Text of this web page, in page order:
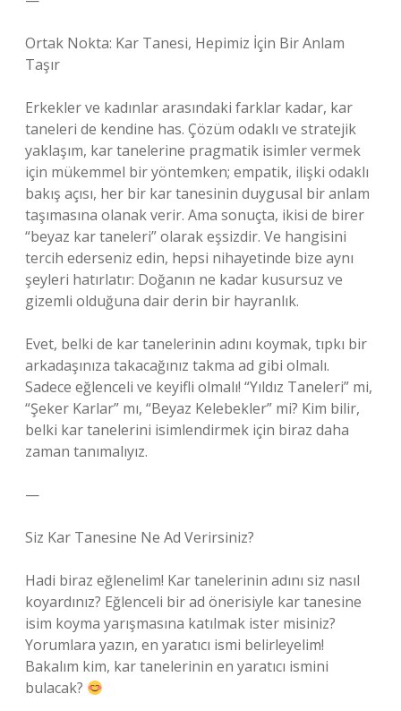
Ortak Nokta: Kar Tanesi, Hepimiz İçin Bir Anlam
Taşır
Erkekler ve kadınlar arasındaki farklar kadar, kar
taneleri de kendine has. Çözüm odaklı ve stratejik
yaklaşım, kar tanelerine pragmatik isimler vermek
için mükemmel bir yöntemken; empatik, ilişki odaklı
bakış açısı, her bir kar tanesinin duygusal bir anlam
taşımasına olanak verir. Ama sonuçta, ikisi de birer
“beyaz kar taneleri” olarak eşsizdir. Ve hangisini
tercih ederseniz edin, hepsi nihayetinde bize aynı
şeyleri hatırlatır: Doğanın ne kadar kusursuz ve
gizemli olduğuna dair derin bir hayranlık.
Evet, belki de kar tanelerinin adını koymak, tıpkı bir
arkadaşınıza takacağınız takma ad gibi olmalı.
Sadece eğlenceli ve keyifli olmalı! “Yıldız Taneleri” mi,
“Şeker Karlar” mı, “Beyaz Kelebekler” mi? Kim bilir,
belki kar tanelerini isimlendirmek için biraz daha
zaman tanımalıyız.
—
Siz Kar Tanesine Ne Ad Verirsiniz?
Hadi biraz eğlenelim! Kar tanelerinin adını siz nasıl
koyardınız? Eğlenceli bir ad önerisiyle kar tanesine
isim koyma yarışmasına katılmak ister misiniz?
Yorumlara yazın, en yaratıcı ismi belirleyelim!
Bakalım kim, kar tanelerinin en yaratıcı ismini
bulacak?